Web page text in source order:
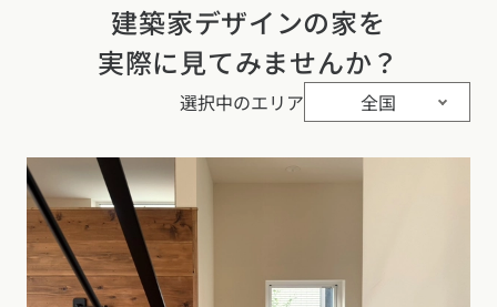
建築家デザインの家を
実際に見てみませんか？
選択中のエリア 全国